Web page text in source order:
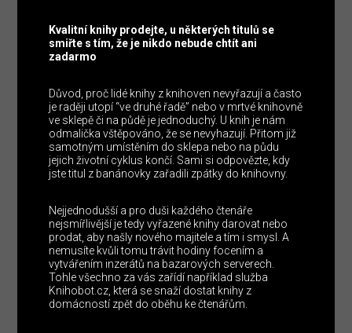
Kvalitní knihy prodejte, u některých titulů se
smiřte s tím, že je nikdo nebude chtít ani
zadarmo
Důvod, proč lidé knihy z knihoven nevyřazují a často
je raději utopí “ve druhé řadě” nebo v mrtvé knihovně
ve sklepě či na půdě je jednoduchý. U knih je nám
odmalička vštěpováno, že se nevyhazují. Přitom již
samotným umístěním do sklepa nebo na půdu
jejich životní cyklus končí. Sami si odpovězte, kdy
jste titul z banánovky zařadili zpátky do knihovny.
Nejjednodušší a pro duši každého čtenáře
nejsmířlivější je tedy vyřazené knihy darovat nebo
prodat, aby našly nového majitele a tím i smysl. A
nemusíte kvůli tomu trávit hodiny focením a
vytvářením inzerátů na bazarových serverech.
Tohle všechno za vás zařídí například služba
Knihobot.cz, která se snaží dostat knihy z
domácností zpět do oběhu ke čtenářům.